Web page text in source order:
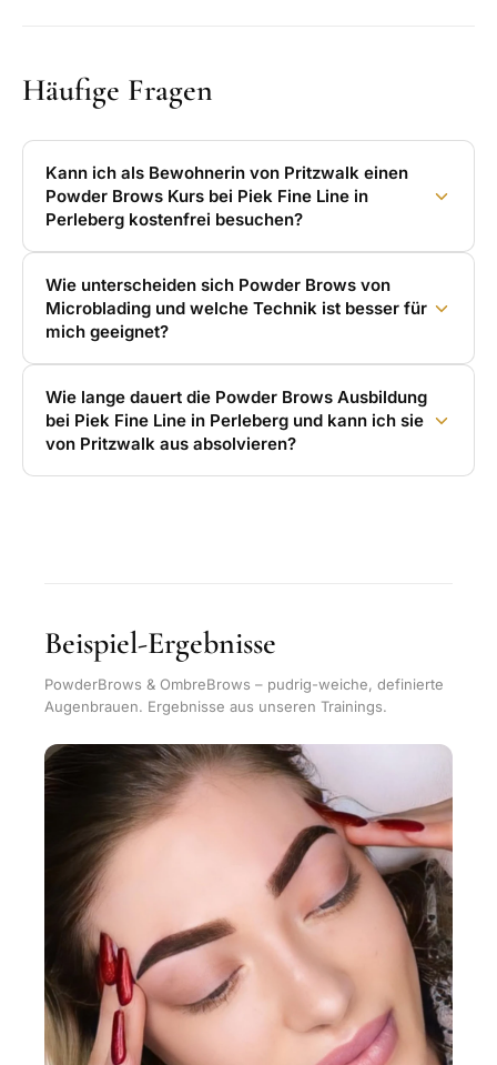
Häufige Fragen
Kann ich als Bewohnerin von Pritzwalk einen
Powder Brows Kurs bei Piek Fine Line in
Perleberg kostenfrei besuchen?
Wie unterscheiden sich Powder Brows von
Microblading und welche Technik ist besser für
mich geeignet?
Wie lange dauert die Powder Brows Ausbildung
bei Piek Fine Line in Perleberg und kann ich sie
von Pritzwalk aus absolvieren?
Beispiel-Ergebnisse
PowderBrows & OmbreBrows – pudrig-weiche, definierte
Augenbrauen. Ergebnisse aus unseren Trainings.